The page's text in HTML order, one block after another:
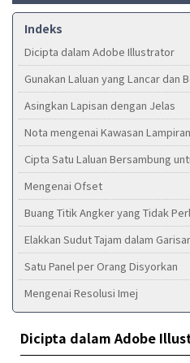
Indeks
Dicipta dalam Adobe Illustrator
Gunakan Laluan yang Lancar dan
Asingkan Lapisan dengan Jelas
Nota mengenai Kawasan
Cipta Satu Laluan Bersambung
Mengenai Ofset
Buang Titik Angker yang Tidak
Elakkan Sudut Tajam dalam
Satu Panel per Orang Disyorkan
Mengenai Resolusi Imej
Dicipta dalam Adobe